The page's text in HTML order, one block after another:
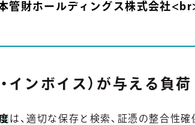
管財ホールディングス株式会社
インボイス）が与える負荷
は、適切な保存と検索、証憑の整合性